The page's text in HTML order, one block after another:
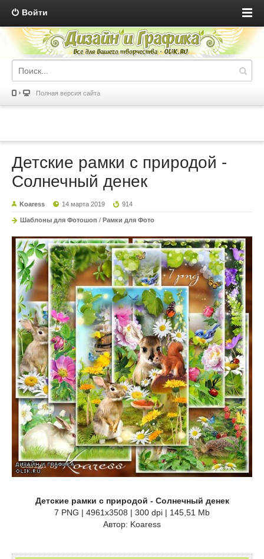
Войти
Полная версия сайта
Детские рамки с природой -
Солнечный денек
Koaress 14 марта 2019 914
Шаблоны для Фотошоп / Рамки для Фото
Детские рамки с природой - Солнечный денек
7 PNG | 4961x3508 | 300 dpi | 145,51 Mb
Автор: Koaress